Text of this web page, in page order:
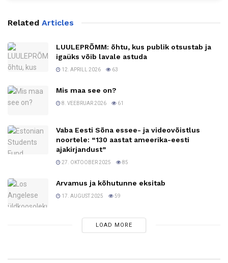
Related Articles
LUULEPRÕMM: õhtu, kus publik otsustab ja
igaüks võib lavale astuda
12. APRILL 2026 63
Mis maa see on?
8. VEEBRUAR 2026 61
Vaba Eesti Sõna essee- ja videovõistlus
noortele: “130 aastat ameerika-eesti
ajakirjandust”
27. OKTOOBER 2025 85
Arvamus ja kõhutunne eksitab
17. AUGUST 2025 59
LOAD MORE